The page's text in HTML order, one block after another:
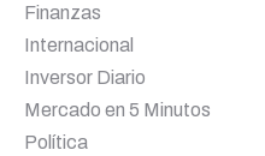
Finanzas
Internacional
Inversor Diario
Mercado en 5 Minutos
Política